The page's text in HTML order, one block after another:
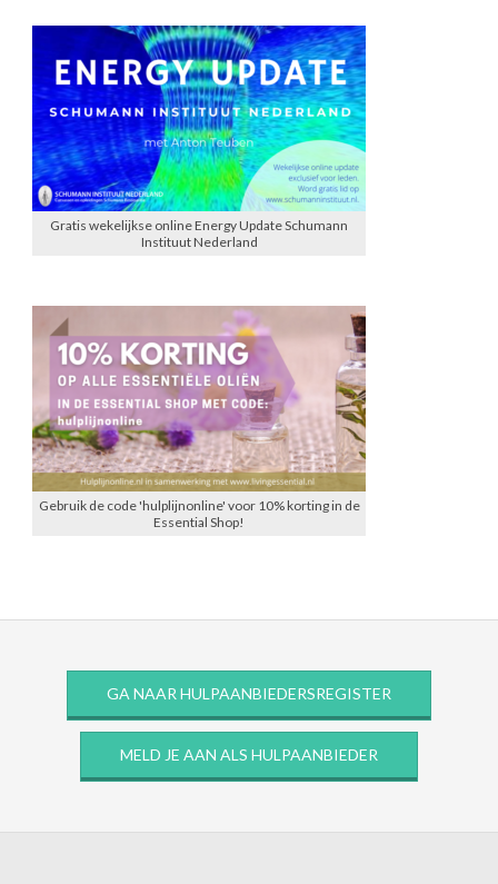
Gratis wekelijkse online Energy Update Schumann
Instituut Nederland
Gebruik de code 'hulplijnonline' voor 10% korting in de
Essential Shop!
GA NAAR HULPAANBIEDERSREGISTER
MELD JE AAN ALS HULPAANBIEDER